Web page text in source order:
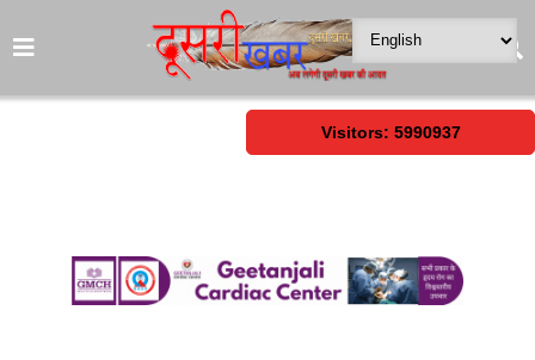
Visitors: 5990937